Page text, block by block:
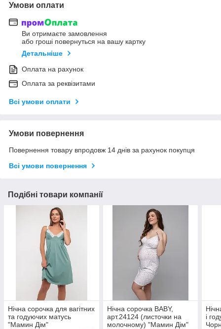
Умови оплати
Ви отримаєте замовлення
або гроші повернуться на вашу картку
Детальніше
Оплата на рахунок
Оплата за реквізитами
Всі умови оплати
Умови повернення
Повернення товару впродовж 14 днів за рахунок покупця
Всі умови повернення
Подібні товари компанії
Нічна сорочка для вагітних
та годуючих матусь
"Мамин Дім"
Нічна сорочка BABY,
арт.24124 (листочки на
молочному) "Мамин Дім"
і